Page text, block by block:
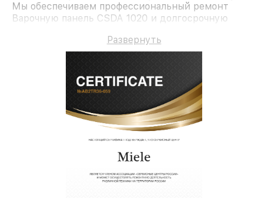
Мы обеспечиваем профессиональный ремонт
Варочную панель CSDA 1020 и долгосрочную
Развернуть